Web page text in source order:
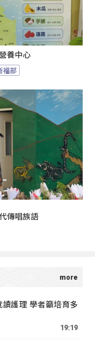
養中心
福部
傳唱族語
護理 學者籲培育多
19:19